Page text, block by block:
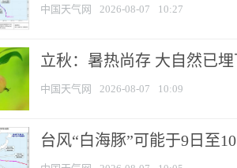
中国天气网 2026-08-07 10:27
立秋：暑热尚存 大自然已
中国天气网 2026-08-07 10:09
台风“白海豚”可能于9日至